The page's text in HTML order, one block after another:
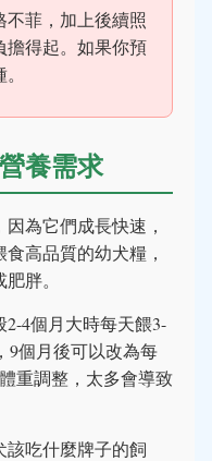
菲，加上後續照
擔得起。如果你預
養需求
為它們成長快速，
高品質的幼犬糧，
胖。
4個月大時每天餵3-
9個月後可以改為每
重調整，太多會導致
吃什麼牌子的飼